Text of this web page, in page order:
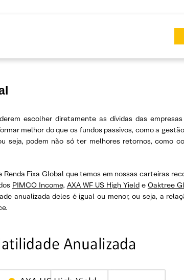
escolher diretamente as dívidas das
melhor do que os fundos passivos, como a
seja, podem não só ter melhores retornos, como
Fixa Global que temos em nossas carteiras
PIMCO Income, AXA WF US High Yielde Oaktree
anualizada deles é igual ou menor, ou seja, a